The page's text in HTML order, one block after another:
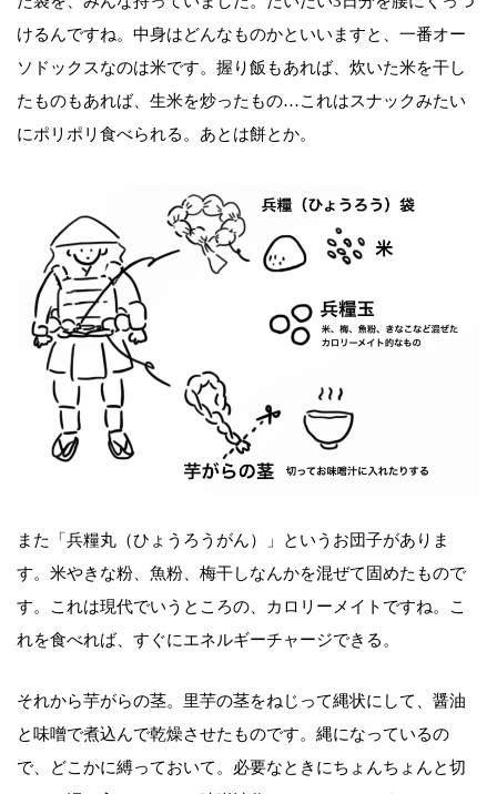
けるんですね。中身はどんなものかといいますと、一番オー
ソドックスなのは米です。握り飯もあれば、炊いた米を干し
たものもあれば、生米を炒ったもの…これはスナックみたい
にポリポリ食べられる。あとは餅とか。
また「兵糧丸（ひょうろうがん）」というお団子がありま
す。米やきな粉、魚粉、梅干しなんかを混ぜて固めたもので
す。これは現代でいうところの、カロリーメイトですね。こ
れを食べれば、すぐにエネルギーチャージできる。
それから芋がらの茎。里芋の茎をねじって縄状にして、醤油
と味噌で煮込んで乾燥させたものです。縄になっているの
で、どこかに縛っておいて。必要なときにちょんちょんと切